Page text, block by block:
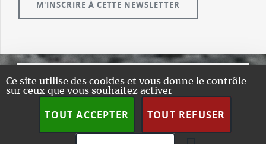
Ce site utilise des cookies et vous donne le contrôle
sur ceux que vous souhaitez activer
TOUT ACCEPTER TOUT REFUSER
© GUALENI.COM
A PROPOS
PLAN DU SITE
HTML5 UP